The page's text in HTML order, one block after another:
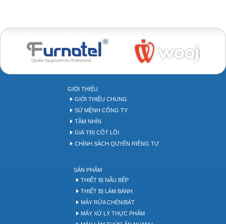
GIỚI THIỆU
GIỚI THIỆU CHUNG
SỨ MỆNH CÔNG TY
TẦM NHÌN
GIÁ TRỊ CỐT LÕI
CHÍNH SÁCH QUYỀN RIÊNG TƯ
SẢN PHẨM
THIẾT BỊ NẤU BẾP
THIẾT BỊ LÀM BÁNH
MÁY RỬA CHÉN/BÁT
MÁY XỬ LÝ THỰC PHẨM